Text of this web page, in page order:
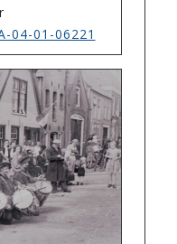
04-01-06221